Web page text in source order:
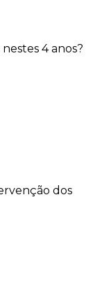
4 anos?
dos